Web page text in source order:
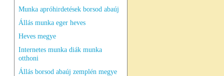
Munka apróhirdetések borsod abaúj
Állás munka eger heves
Heves megye
Internetes munka diák munka
otthoni
Állás borsod abaúj zemplén megye